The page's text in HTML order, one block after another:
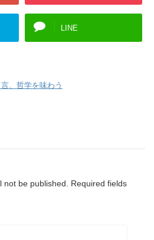
LINE
、哲学を味わう
not be published.
Required fields